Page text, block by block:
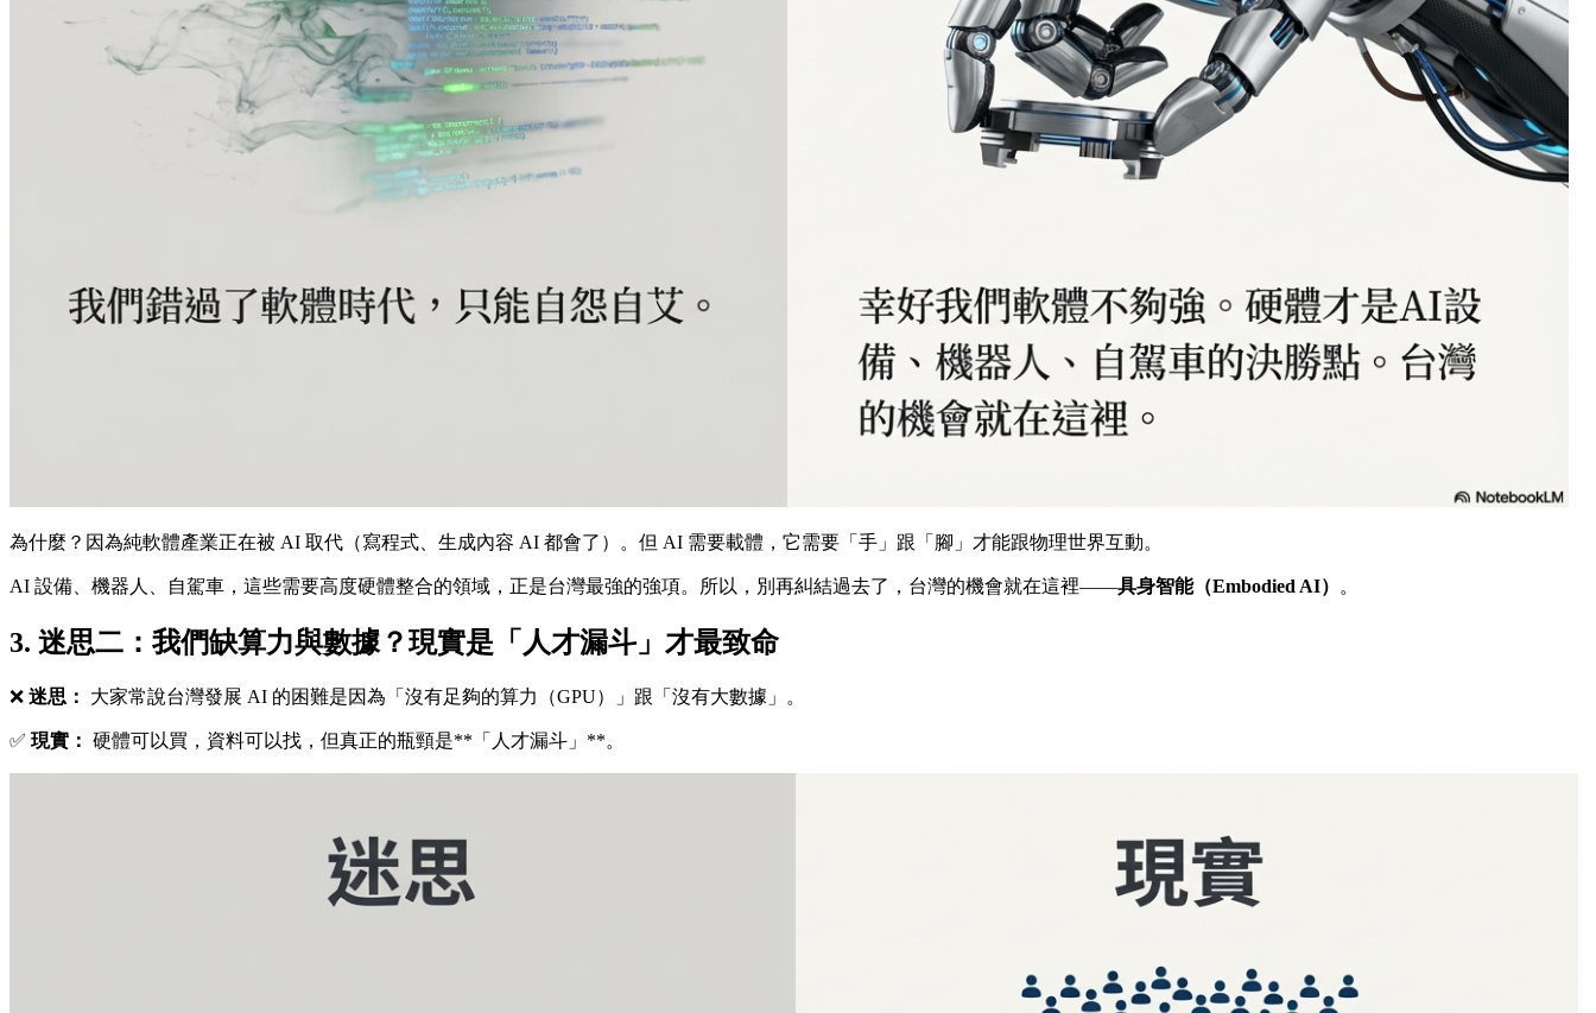
為什麼？因為純軟體產業正在被 AI 取代（寫程式、生成內容 AI 都會了）。但 AI 需要載體，它需要「手」跟「腳」才能跟物理世界互動。
AI 設備、機器人、自駕車，這些需要高度硬體整合的領域，正是台灣最強的強項。所以，別再糾結過去了，台灣的機會就在這裡——具身智能（Embodied AI） 。
3. 迷思二：我們缺算力與數據？現實是「人才漏斗」才最致命
❌ 迷思： 大家常說台灣發展 AI 的困難是因為「沒有足夠的算力（GPU）」跟「沒有大數據」。
✅ 現實： 硬體可以買，資料可以找，但真正的瓶頸是**「人才漏斗」**。